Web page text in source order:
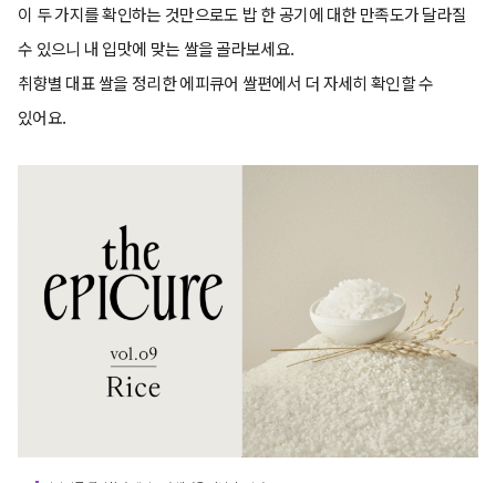
이 두 가지를 확인하는 것만으로도 밥 한 공기에 대한 만족도가 달라질
수 있으니 내 입맛에 맞는 쌀을 골라보세요.
취향별 대표 쌀을 정리한 에피큐어 쌀편에서 더 자세히 확인할 수
있어요.